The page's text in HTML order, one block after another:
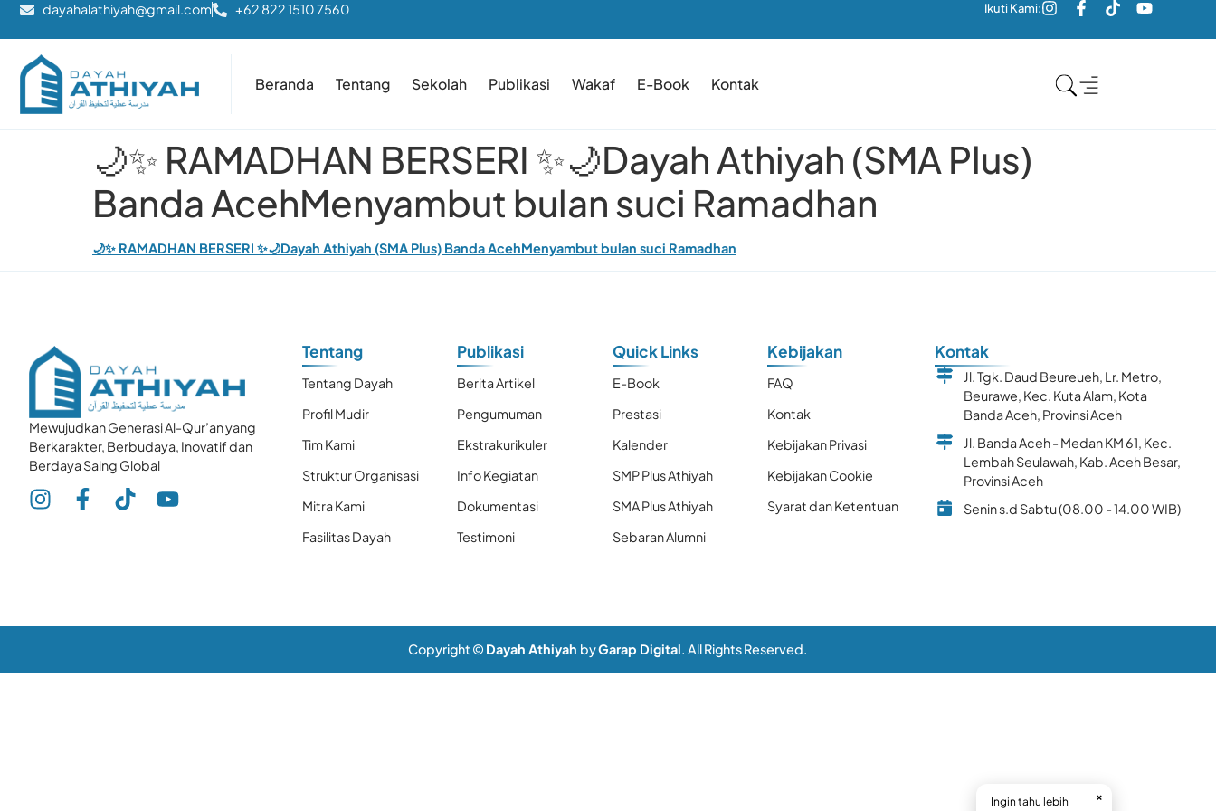
dayahalathiyah@gmail.com +62 822 1510 7560 Ikuti Kami:
Beranda Tentang Sekolah Publikasi Wakaf E-Book Kontak
🌙✨ RAMADHAN BERSERI ✨🌙Dayah Athiyah (SMA Plus)
Banda AcehMenyambut bulan suci Ramadhan
🌙✨ RAMADHAN BERSERI ✨🌙Dayah Athiyah (SMA Plus) Banda AcehMenyambut bulan suci Ramadhan
Mewujudkan Generasi Al-Qur’an yang
Berkarakter, Berbudaya, Inovatif dan
Berdaya Saing Global
Tentang
Tentang Dayah
Profil Mudir
Tim Kami
Struktur Organisasi
Mitra Kami
Fasilitas Dayah
Publikasi
Berita Artikel
Pengumuman
Ekstrakurikuler
Info Kegiatan
Dokumentasi
Testimoni
Quick Links
E-Book
Prestasi
Kalender
SMP Plus Athiyah
SMA Plus Athiyah
Sebaran Alumni
Kebijakan
FAQ
Kontak
Kebijakan Privasi
Kebijakan Cookie
Syarat dan Ketentuan
Kontak
Jl. Tgk. Daud Beureueh, Lr. Metro,
Beurawe, Kec. Kuta Alam, Kota
Banda Aceh, Provinsi Aceh
Jl. Banda Aceh - Medan KM 61, Kec.
Lembah Seulawah, Kab. Aceh Besar,
Provinsi Aceh
Senin s.d Sabtu (08.00 - 14.00 WIB)
Copyright © Dayah Athiyah byGarap Digital . All Rights Reserved.
Ingin tahu lebih
×